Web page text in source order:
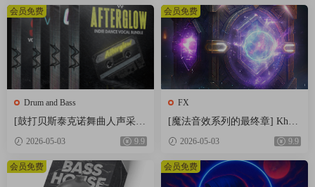
https://www.producerloops.com/Download-SMEMO-Sounds-
CHAMPAPI.html
lete Bundle [WAV]（4.12GB）
6MB）
Drum and Bass
[鼓打贝斯泰克诺舞曲人声采
样]Weapon Sounds The Everythi
ng Vocal Collection [WAV]（514
MB）
2026-05-03 9.9
会员免费
FX
[魔法音效系列的最终章] Khro
n Studio Spells Variations Vol.4
2026-05-03 9.9
会员免费
会员免费 会员免费